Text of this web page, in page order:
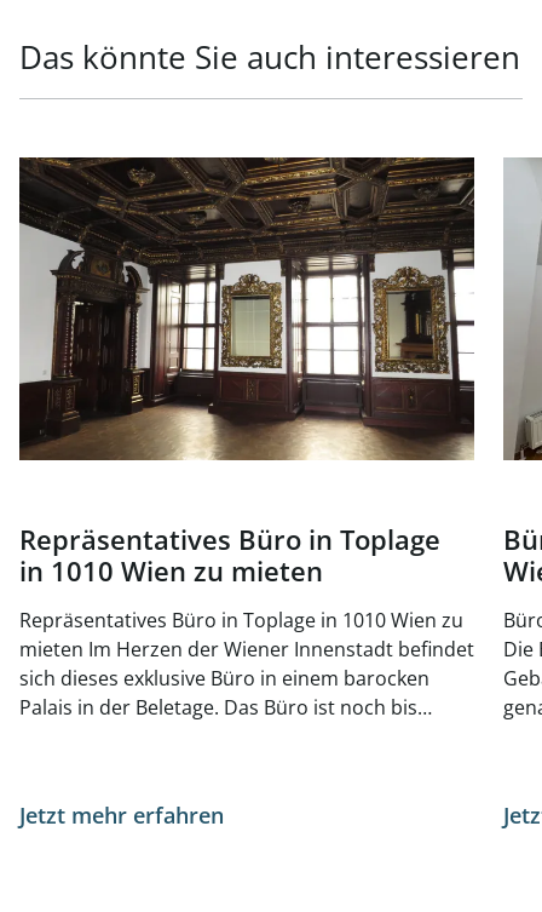
Das könnte Sie auch interessieren
Link zur Seite Repräsentatives Büro in Toplage in 1010
Repräsentatives Büro in Toplage
in 1010 Wien zu mieten
Repräsentatives Büro in Toplage in 1010 Wien zu
mieten Im Herzen der Wiener Innenstadt befindet
sich dieses exklusive Büro in einem barocken
Palais in der Beletage. Das Büro ist noch bis
141 m², welche zusätzlich angemietet werden
Jetzt mehr erfahren
Die